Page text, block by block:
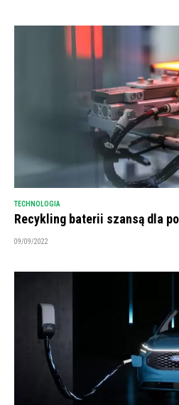
TECHNOLOGIA
Recykling baterii szansą dla
09/09/2022